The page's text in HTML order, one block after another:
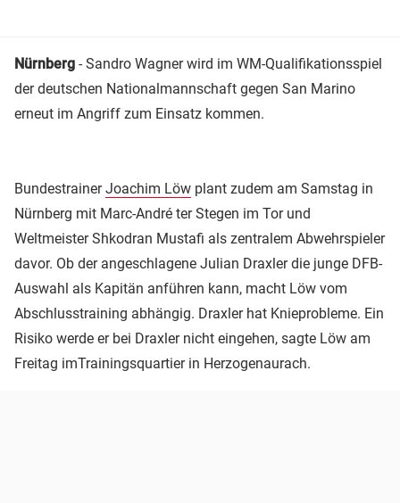
Nürnberg - Sandro Wagner wird im WM-Qualifikationsspiel
der deutschen Nationalmannschaft gegen San Marino
erneut im Angriff zum Einsatz kommen.
BundestrainerJoachim Löw plant zudem am Samstag in
Nürnberg mit Marc-André ter Stegen im Tor und
Weltmeister Shkodran Mustafi als zentralem Abwehrspieler
davor. Ob der angeschlagene Julian Draxler die junge DFB-
Auswahl als Kapitän anführen kann, macht Löw vom
Abschlusstraining abhängig. Draxler hat Knieprobleme. Ein
Risiko werde er bei Draxler nicht eingehen, sagte Löw am
Freitag imTrainingsquartier in Herzogenaurach.